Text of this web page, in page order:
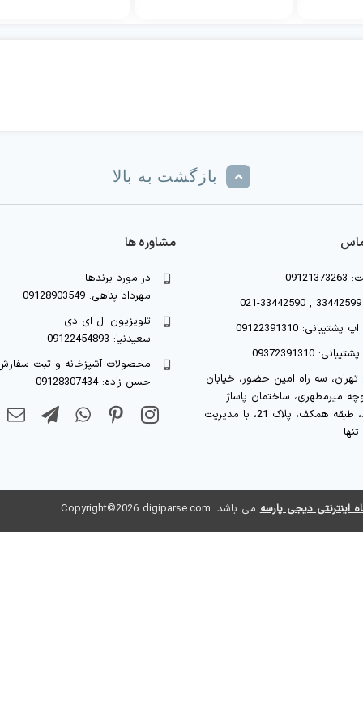
بازگشت به بالا
09122391310
09372391310
سه راه امین حضور، خیابان
میرمطهری، ساختمان پاساژ
الجواد، طبقه همکف، پلاک 21، با مدیریت
مشاوره ها
در مورد برندها
مهرداد پناهی: 09128903549
تلویزیون ال ای دی
سعیدنیا: 09122454893
محصولات آشپزخانه و ثبت
حسن زاده: 09128307434
اینترنتی دیجی پارسه می باشد. Copyright©2026 digiparse.com